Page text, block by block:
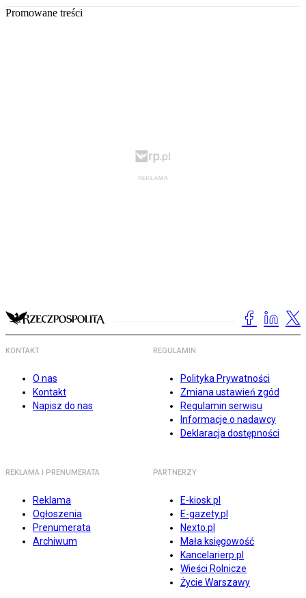
Promowane treści
KONTAKT
O nas
Kontakt
Napisz do nas
REGULAMIN
Polityka Prywatności
Zmiana ustawień zgód
Regulamin serwisu
Informacje o nadawcy
Deklaracja dostępności
REKLAMA I PRENUMERATA
Reklama
Ogłoszenia
Prenumerata
Archiwum
PARTNERZY
E-kiosk.pl
E-gazety.pl
Nexto.pl
Mała księgowość
Kancelarierp.pl
Wieści Rolnicze
Życie Warszawy